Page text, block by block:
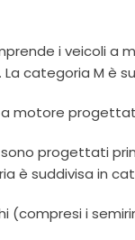
i veicoli a
categoria M è
a motore
sono progettati
è suddivisa in
(compresi i